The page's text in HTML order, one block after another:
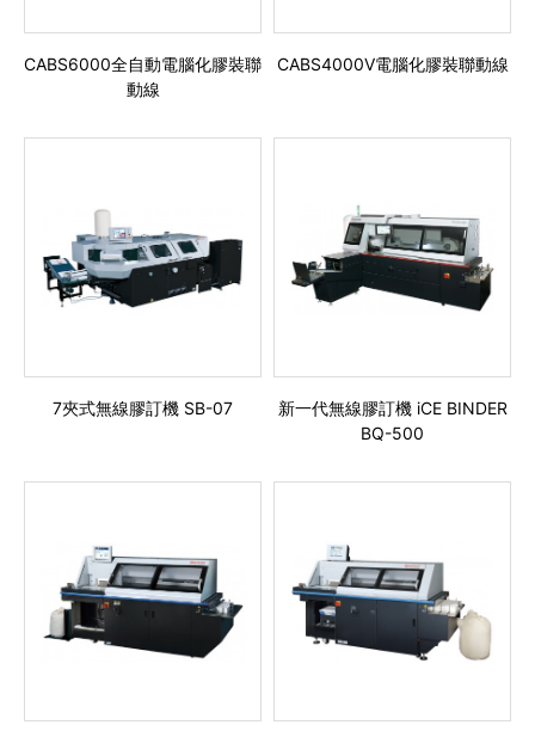
CABS6000全自動電腦化膠裝聯
動線
CABS4000V電腦化膠裝聯動線
7夾式無線膠訂機 SB-07
新一代無線膠訂機 iCE BINDER
BQ-500